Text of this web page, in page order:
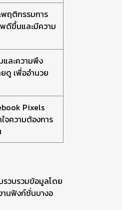
พฤติกรรมการ
ดีขึ้นและมีความ
และความพึง
ดู เพื่ออำนวย
Pixels
จความต้องการ
รวบรวมข้อมูลโดย
านฟังก์ชั่นบางอ